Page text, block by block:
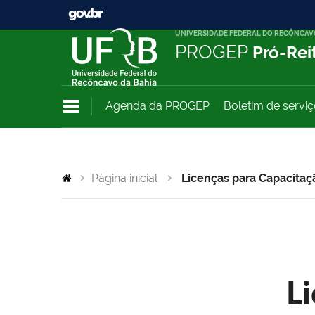
UNIVERSIDADE FEDERAL DO
PROGEP Pró-
Agenda da PROGEP Boletim de
Página inicial Licenças para